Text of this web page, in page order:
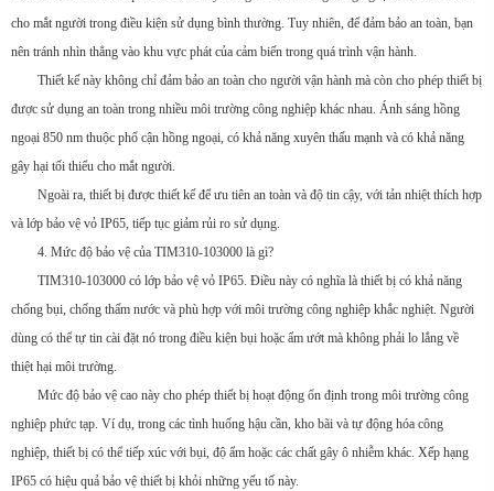
cho mắt người trong điều kiện sử dụng bình thường. Tuy nhiên, để đảm bảo an toàn, bạn
nên tránh nhìn thẳng vào khu vực phát của cảm biến trong quá trình vận hành.
Thiết kế này không chỉ đảm bảo an toàn cho người vận hành mà còn cho phép thiết bị
được sử dụng an toàn trong nhiều môi trường công nghiệp khác nhau. Ánh sáng hồng
ngoại 850 nm thuộc phổ cận hồng ngoại, có khả năng xuyên thấu mạnh và có khả năng
gây hại tối thiểu cho mắt người.
Ngoài ra, thiết bị được thiết kế để ưu tiên an toàn và độ tin cậy, với tản nhiệt thích hợp
và lớp bảo vệ vỏ IP65, tiếp tục giảm rủi ro sử dụng.
4. Mức độ bảo vệ của TIM310-103000 là gì?
TIM310-103000 có lớp bảo vệ vỏ IP65. Điều này có nghĩa là thiết bị có khả năng
chống bụi, chống thấm nước và phù hợp với môi trường công nghiệp khắc nghiệt. Người
dùng có thể tự tin cài đặt nó trong điều kiện bụi hoặc ẩm ướt mà không phải lo lắng về
thiệt hại môi trường.
Mức độ bảo vệ cao này cho phép thiết bị hoạt động ổn định trong môi trường công
nghiệp phức tạp. Ví dụ, trong các tình huống hậu cần, kho bãi và tự động hóa công
nghiệp, thiết bị có thể tiếp xúc với bụi, độ ẩm hoặc các chất gây ô nhiễm khác. Xếp hạng
IP65 có hiệu quả bảo vệ thiết bị khỏi những yếu tố này.